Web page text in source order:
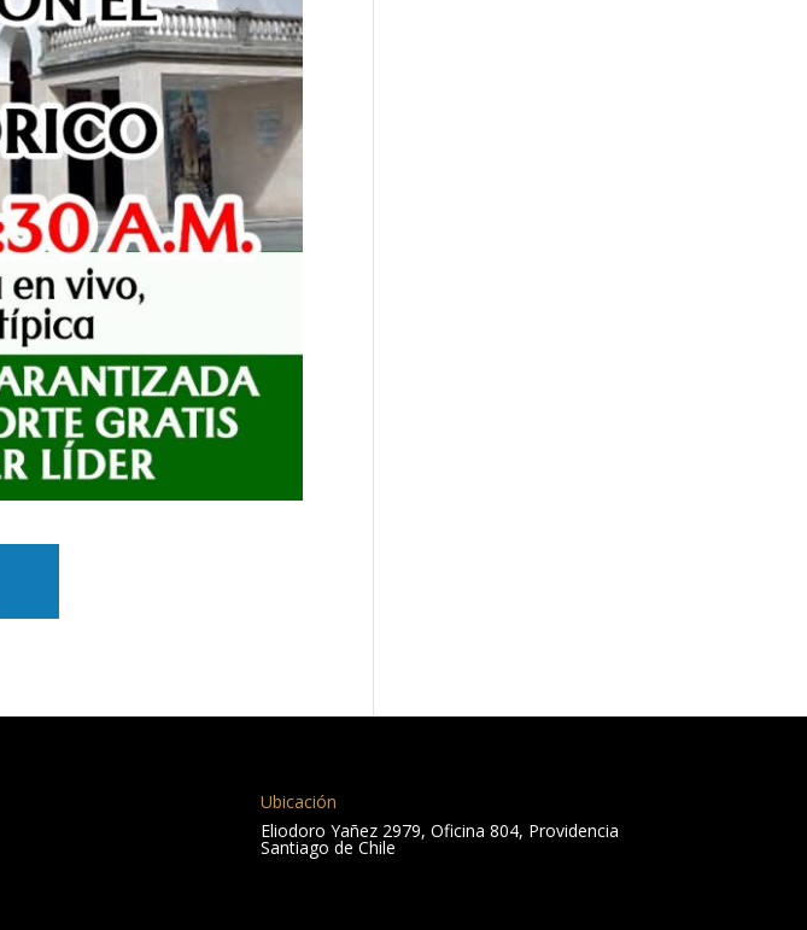
Ubicación
Eliodoro Yañez 2979, Oficina 804, Providencia
Santiago de Chile